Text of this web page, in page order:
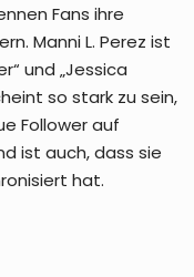
Fans ihre
Manni L. Perez ist
und „Jessica
so stark zu sein,
Follower auf
ist auch, dass sie
hat.